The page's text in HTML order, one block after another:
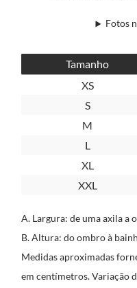
Fotos
Tamanho
XS
S
M
L
XL
XXL
A. Largura: de uma axila a
B. Altura: do ombro à
Medidas aproximadas
em centímetros. Variação